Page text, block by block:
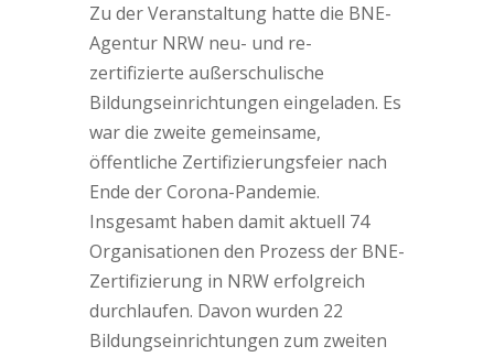
Zu der Veranstaltung hatte die BNE-
Agentur NRW neu- und re-
zertifizierte außerschulische
Bildungseinrichtungen eingeladen. Es
war die zweite gemeinsame,
öffentliche Zertifizierungsfeier nach
Ende der Corona-Pandemie.
Insgesamt haben damit aktuell 74
Organisationen den Prozess der BNE-
Zertifizierung in NRW erfolgreich
durchlaufen. Davon wurden 22
Bildungseinrichtungen zum zweiten